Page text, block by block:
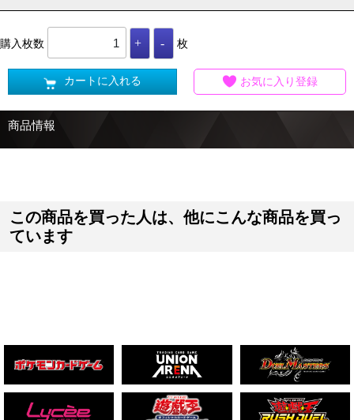
購入枚数 枚
カートに入れる お気に入り登録
商品情報
この商品を買った人は、他にこんな商品を買っ
ています